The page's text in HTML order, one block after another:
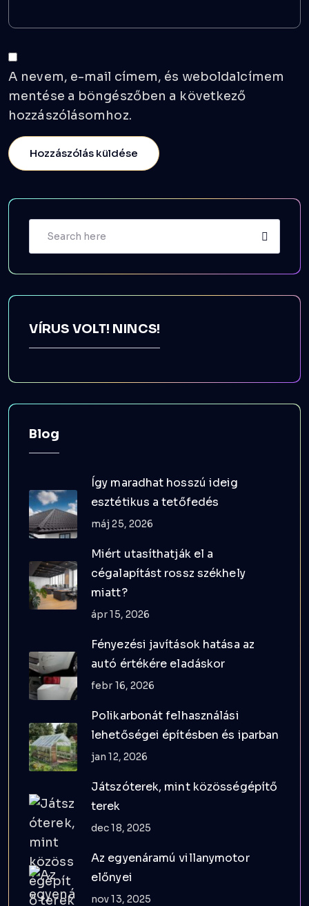
A nevem, e-mail címem, és weboldalcímem
mentése a böngészőben a következő
hozzászólásomhoz.
VÍRUS VOLT! NINCS!
Blog
Így maradhat hosszú ideig
esztétikus a tetőfedés
máj 25, 2026
Miért utasíthatják el a
cégalapítást rossz székhely
miatt?
ápr 15, 2026
Fényezési javítások hatása az
autó értékére eladáskor
febr 16, 2026
Polikarbonát felhasználási
lehetőségei építésben és iparban
jan 12, 2026
Játszóterek, mint közösségépítő
terek
dec 18, 2025
Az egyenáramú villanymotor
előnyei
nov 13, 2025